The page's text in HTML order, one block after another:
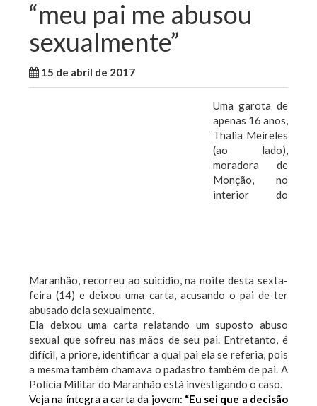
“meu pai me abusou
sexualmente”
15 de abril de 2017
Uma garota de
apenas 16 anos,
Thalia Meireles
(ao lado),
moradora de
Monção, no
interior do
Maranhão, recorreu ao suicídio, na noite desta sexta-
feira (14) e deixou uma carta, acusando o pai de ter
abusado dela sexualmente.
Ela deixou uma carta relatando um suposto abuso
sexual que sofreu nas mãos de seu pai. Entretanto, é
difícil, a priore, identificar a qual pai ela se referia, pois
a mesma também chamava o padastro também de pai. A
Polícia Militar do Maranhão está investigando o caso.
Veja na íntegra a carta da jovem: “Eu sei que a decisão